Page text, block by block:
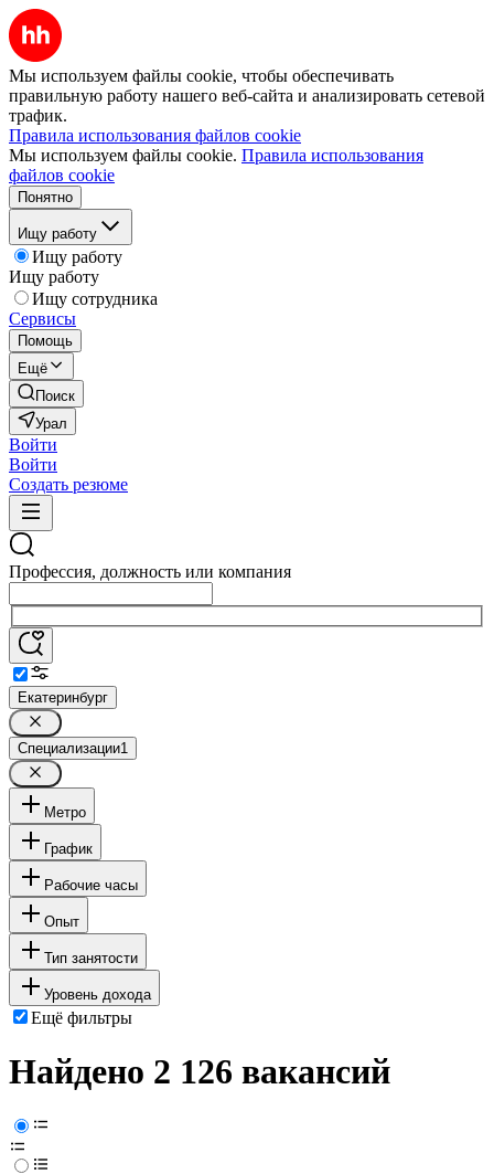
Мы используем файлы cookie, чтобы обеспечивать
правильную работу нашего веб-сайта и анализировать сетевой
трафик.
Правила использования файлов cookie
Мы используем файлы cookie. Правила использования
файлов cookie
Понятно
Ищу работу
Ищу работу
Ищу работу
Ищу сотрудника
Сервисы
Помощь
Ещё
Поиск
Урал
Войти
Войти
Создать резюме
Профессия, должность или компания
Екатеринбург
Специализации1
Метро
График
Рабочие часы
Опыт
Тип занятости
Уровень дохода
Ещё фильтры
Найдено 2 126 вакансий